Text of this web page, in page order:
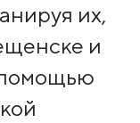
их,
и
помощью